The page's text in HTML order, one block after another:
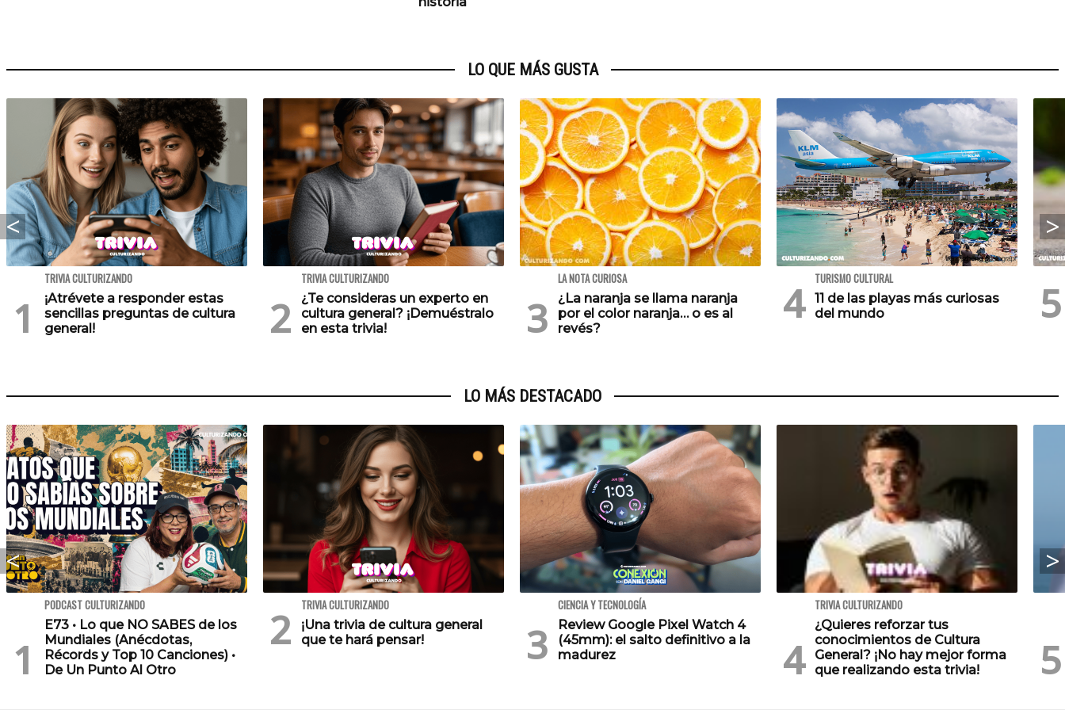
LO QUE MÁS GUSTA
TRIVIA CULTURIZANDO
¡Atrévete a responder estas
sencillas preguntas de cultura
general!
TRIVIA CULTURIZANDO
¿Te consideras un experto en
cultura general? ¡Demuéstralo
en esta trivia!
LA NOTA CURIOSA
¿La naranja se llama naranja
por el color naranja… o es al
revés?
TURISMO CULTURAL
11 de las playas más curiosas
del mundo
LO MÁS DESTACADO
PODCAST CULTURIZANDO
E73 • Lo que NO SABES de los
Mundiales (Anécdotas,
Récords y Top 10 Canciones) •
De Un Punto Al Otro
TRIVIA CULTURIZANDO
¡Una trivia de cultura general
que te hará pensar!
CIENCIA Y TECNOLOGÍA
Review Google Pixel Watch 4
(45mm): el salto definitivo a la
madurez
TRIVIA CULTURIZANDO
¿Quieres reforzar tus
conocimientos de Cultura
General? ¡No hay mejor forma
que realizando esta trivia!